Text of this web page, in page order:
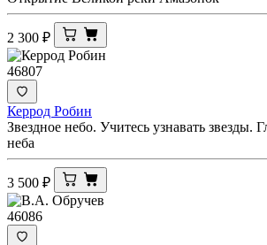
2 300 ₽
46807
Керрод Робин
Звездное небо. Учитесь узнавать звезды.
неба
3 500 ₽
46086